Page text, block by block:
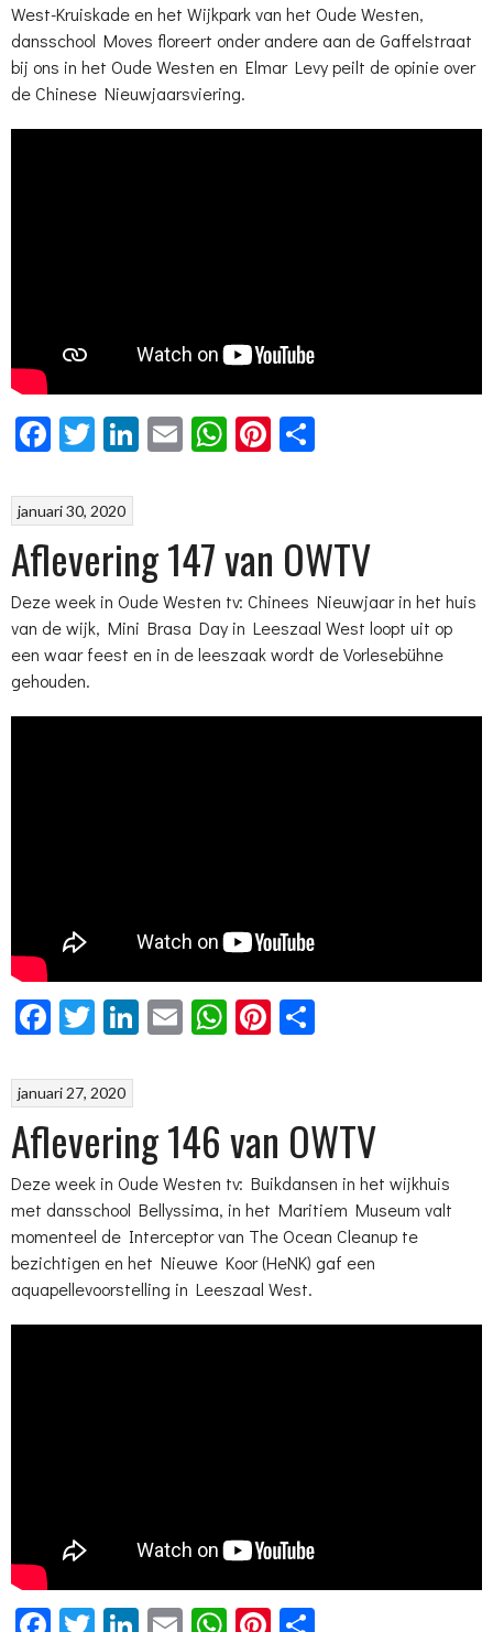
West-Kruiskade en het Wijkpark van het Oude Westen,
dansschool Moves floreert onder andere aan de Gaffelstraat
bij ons in het Oude Westen en Elmar Levy peilt de opinie over
de Chinese Nieuwjaarsviering.
Facebook
Twitter
LinkedIn
EmailWhatsApp
Pinterest
januari 30, 2020
Aflevering 147 van OWTV
Deze week in Oude Westen tv: Chinees Nieuwjaar in het huis
van de wijk, Mini Brasa Day in Leeszaal West loopt uit op
een waar feest en in de leeszaak wordt de Vorlesebühne
gehouden.
Facebook
Twitter
LinkedIn
EmailWhatsApp
Pinterest
januari 27, 2020
Aflevering 146 van OWTV
Deze week in Oude Westen tv: Buikdansen in het wijkhuis
met dansschool Bellyssima, in het Maritiem Museum valt
momenteel de Interceptor van The Ocean Cleanup te
bezichtigen en het Nieuwe Koor (HeNK) gaf een
aquapellevoorstelling in Leeszaal West.